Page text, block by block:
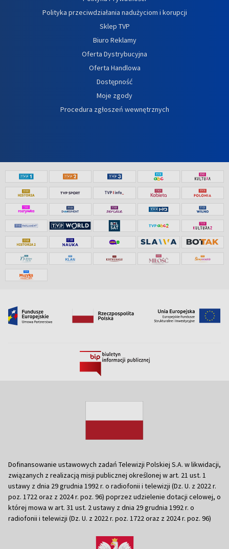
Polityka przeciwdziałania nadużyciom i korupcji
Sklep TVP
Biuro Reklamy
Oferta Dystrybucyjna
Oferta Handlowa
Dostępność
Moje zgody
Procedura zgłoszeń wewnętrznych
Dofinansowanie ustawowych zadań Telewizji Polskiej S.A. w likwidacji,
związanych z realizacją misji publicznej określonej w art. 21 ust. 1
ustawy z dnia 29 grudnia 1992 r. o radiofonii i telewizji (Dz. U. z 2022 r.
poz. 1722 oraz z 2024 r. poz. 96) poprzez udzielenie dotacji celowej, o
której mowa w art. 31 ust. 2 ustawy z dnia 29 grudnia 1992 r. o
radiofonii i telewizji (Dz. U. z 2022 r. poz. 1722 oraz z 2024 r. poz. 96)